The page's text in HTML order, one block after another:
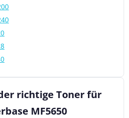
richtige Toner für
MF5650